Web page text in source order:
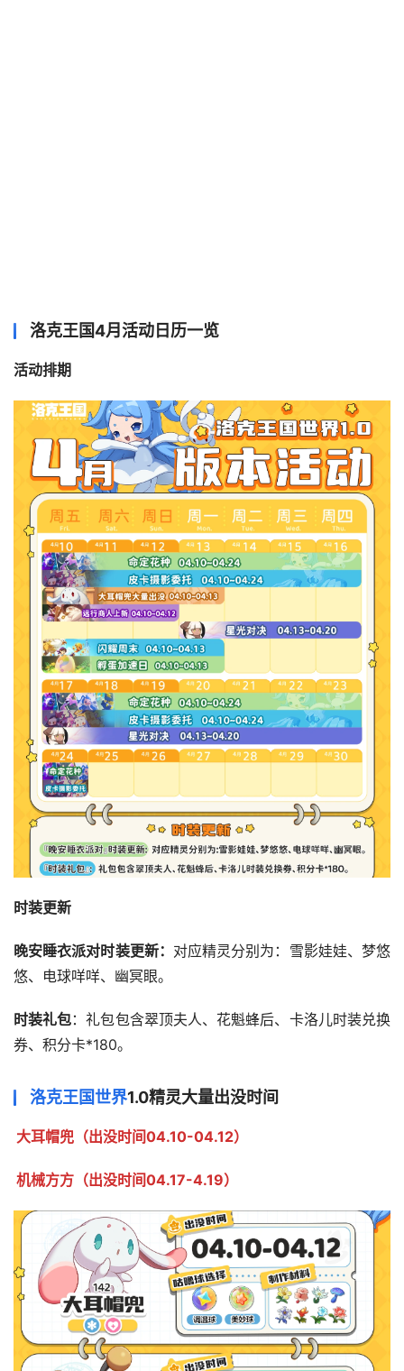
洛克王国4月活动日历一览
活动排期
时装更新
晚安睡衣派对时装更新： 对应精灵分别为：雪影娃娃、梦悠
悠、电球咩咩、幽冥眼。
时装礼包：礼包包含翠顶夫人、花魁蜂后、卡洛儿时装兑换
券、积分卡*180。
洛克王国世界1.0精灵大量出没时间
大耳帽兜（出没时间04.10-04.12）
机械方方（出没时间04.17-4.19）